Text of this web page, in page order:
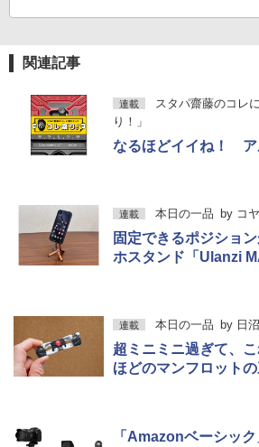
関連記事
連載
スタパ齋藤のコレ
り！」
なるほどイイね！ ア
連載 本日の一品 by コ
固定できるポジショ
ホスタンド「Ulanzi
連載 本日の一品 by 日
超ミニミニ過ぎて、
ほどのマンフロット
「Amazonベーシッ